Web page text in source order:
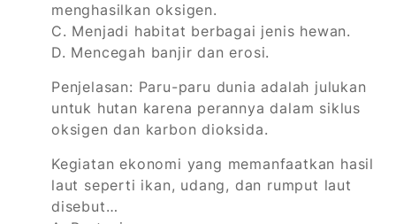
menghasilkan oksigen.
C. Menjadi habitat berbagai jenis hewan.
D. Mencegah banjir dan erosi.
Penjelasan: Paru-paru dunia adalah julukan
untuk hutan karena perannya dalam siklus
oksigen dan karbon dioksida.
Kegiatan ekonomi yang memanfaatkan hasil
laut seperti ikan, udang, dan rumput laut
disebut…